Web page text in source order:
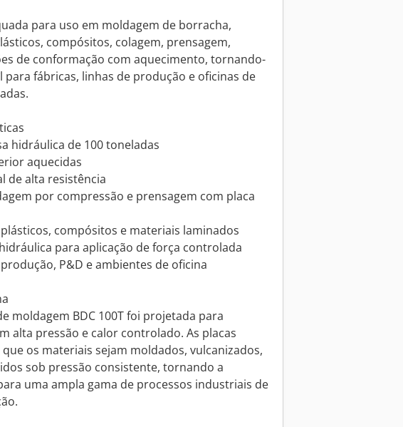
para uso em moldagem de borracha,
compósitos, colagem, prensagem,
de conformação com aquecimento, tornando-
para fábricas, linhas de produção e oficinas de
hidráulica de 100 toneladas
aquecidas
de alta resistência
por compressão e prensagem com placa
compósitos e materiais laminados
para aplicação de força controlada
P&D e ambientes de oficina
moldagem BDC 100T foi projetada para
alta pressão e calor controlado. As placas
os materiais sejam moldados, vulcanizados,
sob pressão consistente, tornando a
uma ampla gama de processos industriais de